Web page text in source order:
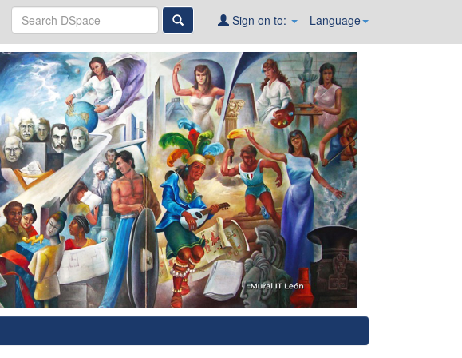
Language
Sign on to: